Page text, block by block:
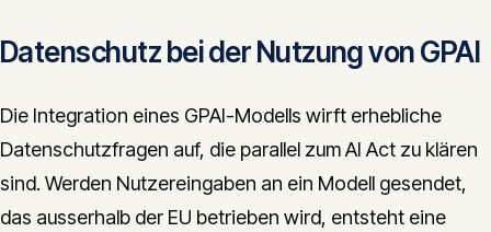
Datenschutz bei der Nutzung von GPAI
Die Integration eines GPAI-Modells wirft erhebliche
Datenschutzfragen auf, die parallel zum AI Act zu klären
sind. Werden Nutzereingaben an ein Modell gesendet,
das ausserhalb der EU betrieben wird, entsteht eine